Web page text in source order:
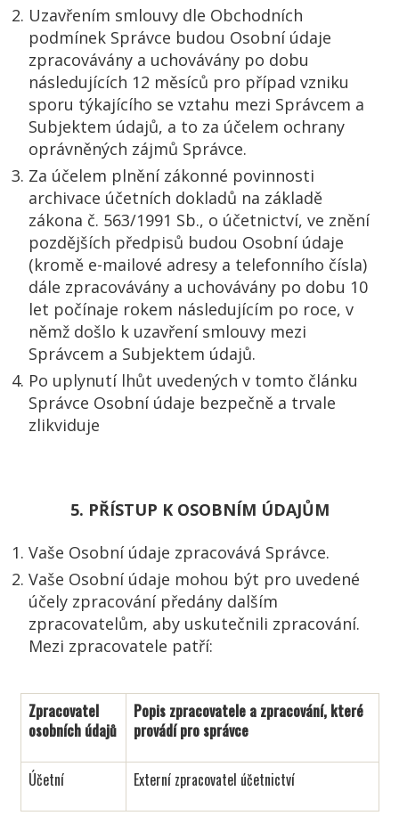
Uzavřením smlouvy dle Obchodních
podmínek Správce budou Osobní údaje
zpracovávány a uchovávány po dobu
následujících 12 měsíců pro případ vzniku
sporu týkajícího se vztahu mezi Správcem a
Subjektem údajů, a to za účelem ochrany
oprávněných zájmů Správce.
Za účelem plnění zákonné povinnosti
archivace účetních dokladů na základě
zákona č. 563/1991 Sb., o účetnictví, ve znění
pozdějších předpisů budou Osobní údaje
(kromě e-mailové adresy a telefonního čísla)
dále zpracovávány a uchovávány po dobu 10
let počínaje rokem následujícím po roce, v
němž došlo k uzavření smlouvy mezi
Správcem a Subjektem údajů.
Po uplynutí lhůt uvedených v tomto článku
Správce Osobní údaje bezpečně a trvale
zlikviduje
5. PŘÍSTUP K OSOBNÍM ÚDAJŮM
Vaše Osobní údaje zpracovává Správce.
Vaše Osobní údaje mohou být pro uvedené
účely zpracování předány dalším
zpracovatelům, aby uskutečnili zpracování.
Mezi zpracovatele patří:
Zpracovatel
osobních údajů
Popis zpracovatele a zpracování, které
provádí pro správce
Účetní Externí zpracovatel účetnictví